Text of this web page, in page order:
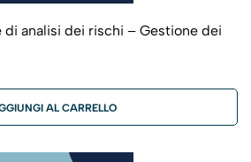
analisi dei rischi – Gestione dei
AL CARRELLO